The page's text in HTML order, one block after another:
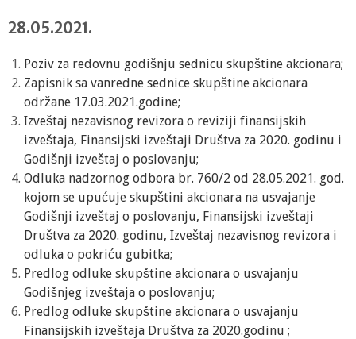
28.05.2021.
Poziv za redovnu godišnju sednicu skupštine akcionara;
Zapisnik sa vanredne sednice skupštine akcionara
održane 17.03.2021.godine;
Izveštaj nezavisnog revizora o reviziji finansijskih
izveštaja, Finansijski izveštaji Društva za 2020. godinu i
Godišnji izveštaj o poslovanju;
Odluka nadzornog odbora br. 760/2 od 28.05.2021. god.
kojom se upućuje skupštini akcionara na usvajanje
Godišnji izveštaj o poslovanju, Finansijski izveštaji
Društva za 2020. godinu, Izveštaj nezavisnog revizora i
odluka o pokriću gubitka;
Predlog odluke skupštine akcionara o usvajanju
Godišnjeg izveštaja o poslovanju;
Predlog odluke skupštine akcionara o usvajanju
Finansijskih izveštaja Društva za 2020.godinu ;